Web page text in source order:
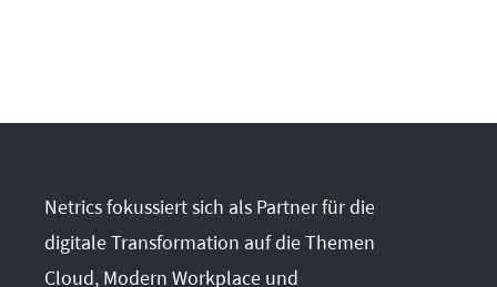
Netrics fokussiert sich als Partner für die
digitale Transformation auf die Themen
Cloud, Modern Workplace und